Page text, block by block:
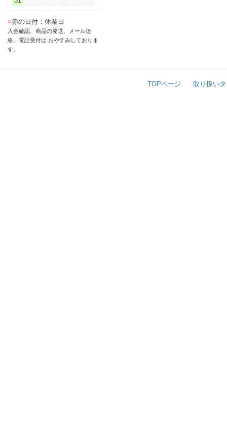
■赤の日付：休業日
入金確認、商品の発送、メール連
絡、電話受付は おやすみしておりま
す。
TOPページ 取り扱い